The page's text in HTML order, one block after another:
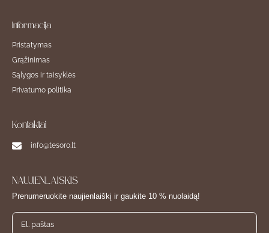
Informacija
Pristatymas
Grąžinimas
Sąlygos ir taisyklės
Privatumo politika
Kontaktai
info@tesoro.lt
NAUJIENLAIŠKIS
Prenumeruokite naujienlaiškį ir gaukite 10 % nuolaidą!